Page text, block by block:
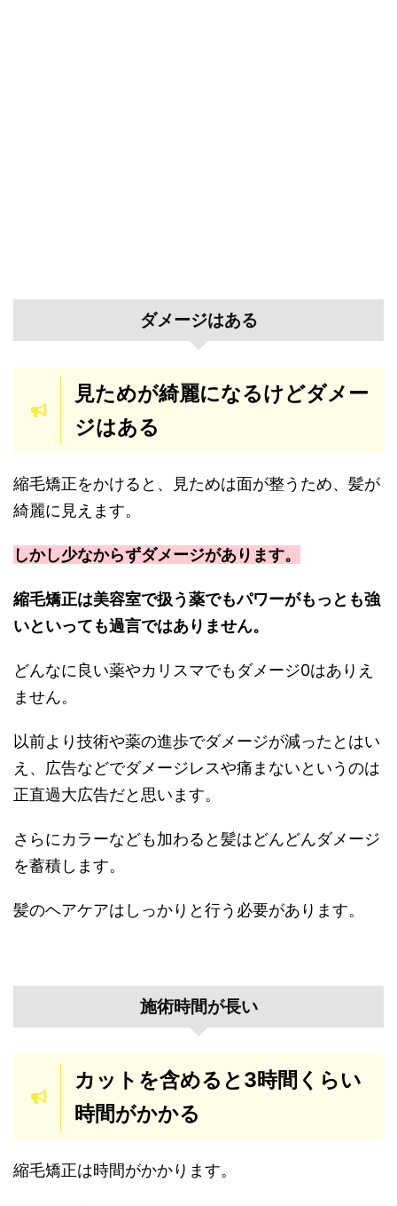
ダメージはある
見ためが綺麗になるけどダメー
ジはある
縮毛矯正をかけると、見ためは面が整うため、髪が
綺麗に見えます。
しかし少なからずダメージがあります。
縮毛矯正は美容室で扱う薬でもパワーがもっとも強
いといっても過言ではありません。
どんなに良い薬やカリスマでもダメージ0はありえ
ません。
以前より技術や薬の進歩でダメージが減ったとはい
え、広告などでダメージレスや痛まないというのは
正直過大広告だと思います。
さらにカラーなども加わると髪はどんどんダメージ
を蓄積します。
髪のヘアケアはしっかりと行う必要があります。
施術時間が長い
カットを含めると3時間くらい
時間がかかる
縮毛矯正は時間がかかります。